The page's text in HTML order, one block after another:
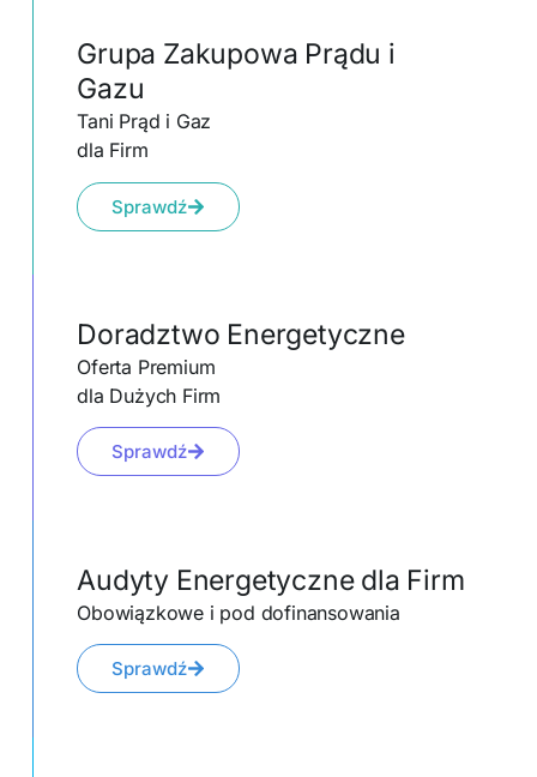
Grupa Zakupowa Prądu i
Gazu
Tani Prąd i Gaz
dla Firm
Sprawdź
Doradztwo Energetyczne
Oferta Premium
dla Dużych Firm
Sprawdź
Audyty Energetyczne dla Firm
Obowiązkowe i pod dofinansowania
Sprawdź